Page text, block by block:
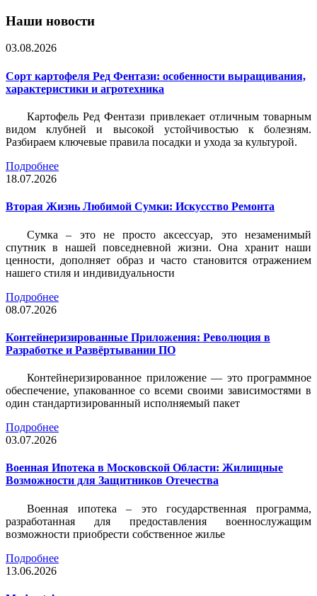
Наши новости
03.08.2026
Сорт картофеля Ред Фентази: особенности выращивания,
характеристики и агротехника
Картофель Ред Фентази привлекает отличным товарным
видом клубней и высокой устойчивостью к болезням.
Разбираем ключевые правила посадки и ухода за культурой.
Подробнее
18.07.2026
Вторая Жизнь Любимой Сумки: Искусство Ремонта
Сумка – это не просто аксессуар, это незаменимый
спутник в нашей повседневной жизни. Она хранит наши
ценности, дополняет образ и часто становится отражением
нашего стиля и индивидуальности
Подробнее
08.07.2026
Контейнеризированные Приложения: Революция в
Разработке и Развёртывании ПО
Контейнеризированное приложение — это программное
обеспечение, упакованное со всеми своими зависимостями в
один стандартизированный исполняемый пакет
Подробнее
03.07.2026
Военная Ипотека в Московской Области: Жилищные
Возможности для Защитников Отечества
Военная ипотека – это государственная программа,
разработанная для предоставления военнослужащим
возможности приобрести собственное жилье
Подробнее
13.06.2026